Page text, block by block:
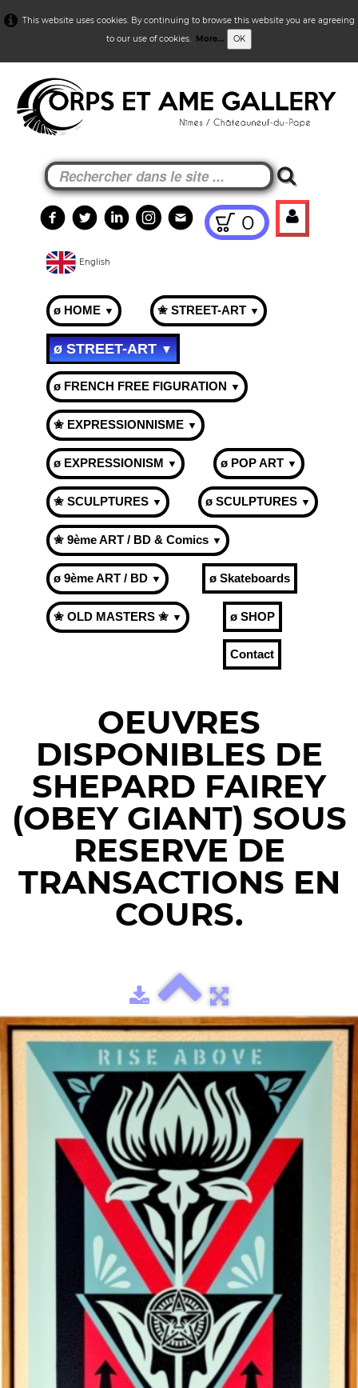
This website uses cookies. By continuing to browse this website you are agreeing
to our use of cookies. More... OK
0
English
ø HOME ▼ ✬ STREET-ART ▼
ø STREET-ART▼
ø FRENCH FREE FIGURATION ▼
✬ EXPRESSIONNISME ▼
ø EXPRESSIONISM ▼ ø POP ART ▼
✬ SCULPTURES ▼ ø SCULPTURES ▼
✬ 9ème ART / BD & Comics ▼
ø 9ème ART / BD ▼ ø Skateboards
✬ OLD MASTERS ✬ ▼ ø SHOP
Contact
OEUVRES
DISPONIBLES DE
SHEPARD FAIREY
(OBEY GIANT) SOUS
RESERVE DE
TRANSACTIONS EN
COURS.